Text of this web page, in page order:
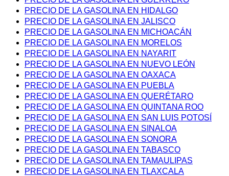
PRECIO DE LA GASOLINA EN HIDALGO
PRECIO DE LA GASOLINA EN JALISCO
PRECIO DE LA GASOLINA EN MICHOACÁN
PRECIO DE LA GASOLINA EN MORELOS
PRECIO DE LA GASOLINA EN NAYARIT
PRECIO DE LA GASOLINA EN NUEVO LEÓN
PRECIO DE LA GASOLINA EN OAXACA
PRECIO DE LA GASOLINA EN PUEBLA
PRECIO DE LA GASOLINA EN QUERÉTARO
PRECIO DE LA GASOLINA EN QUINTANA ROO
PRECIO DE LA GASOLINA EN SAN LUIS POTOSÍ
PRECIO DE LA GASOLINA EN SINALOA
PRECIO DE LA GASOLINA EN SONORA
PRECIO DE LA GASOLINA EN TABASCO
PRECIO DE LA GASOLINA EN TAMAULIPAS
PRECIO DE LA GASOLINA EN TLAXCALA